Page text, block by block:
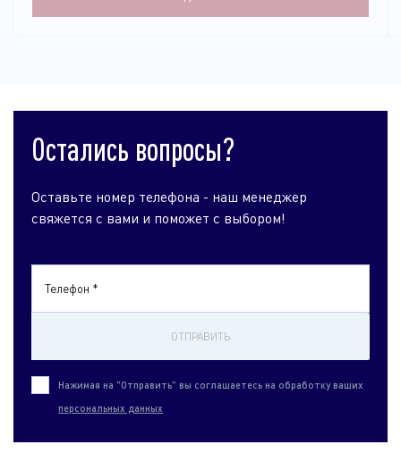
Остались вопросы?
Оставьте номер телефона - наш менеджер
свяжется с вами и поможет с выбором!
Телефон *
ОТПРАВИТЬ
Нажимая на "Отправить" вы соглашаетесь на обработку ваших
персональных данных